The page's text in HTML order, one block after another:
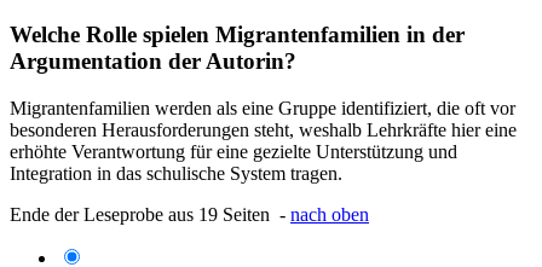
Welche Rolle spielen Migrantenfamilien in der
Argumentation der Autorin?
Migrantenfamilien werden als eine Gruppe identifiziert, die oft vor
besonderen Herausforderungen steht, weshalb Lehrkräfte hier eine
erhöhte Verantwortung für eine gezielte Unterstützung und
Integration in das schulische System tragen.
Ende der Leseprobe aus 19 Seiten - nach oben